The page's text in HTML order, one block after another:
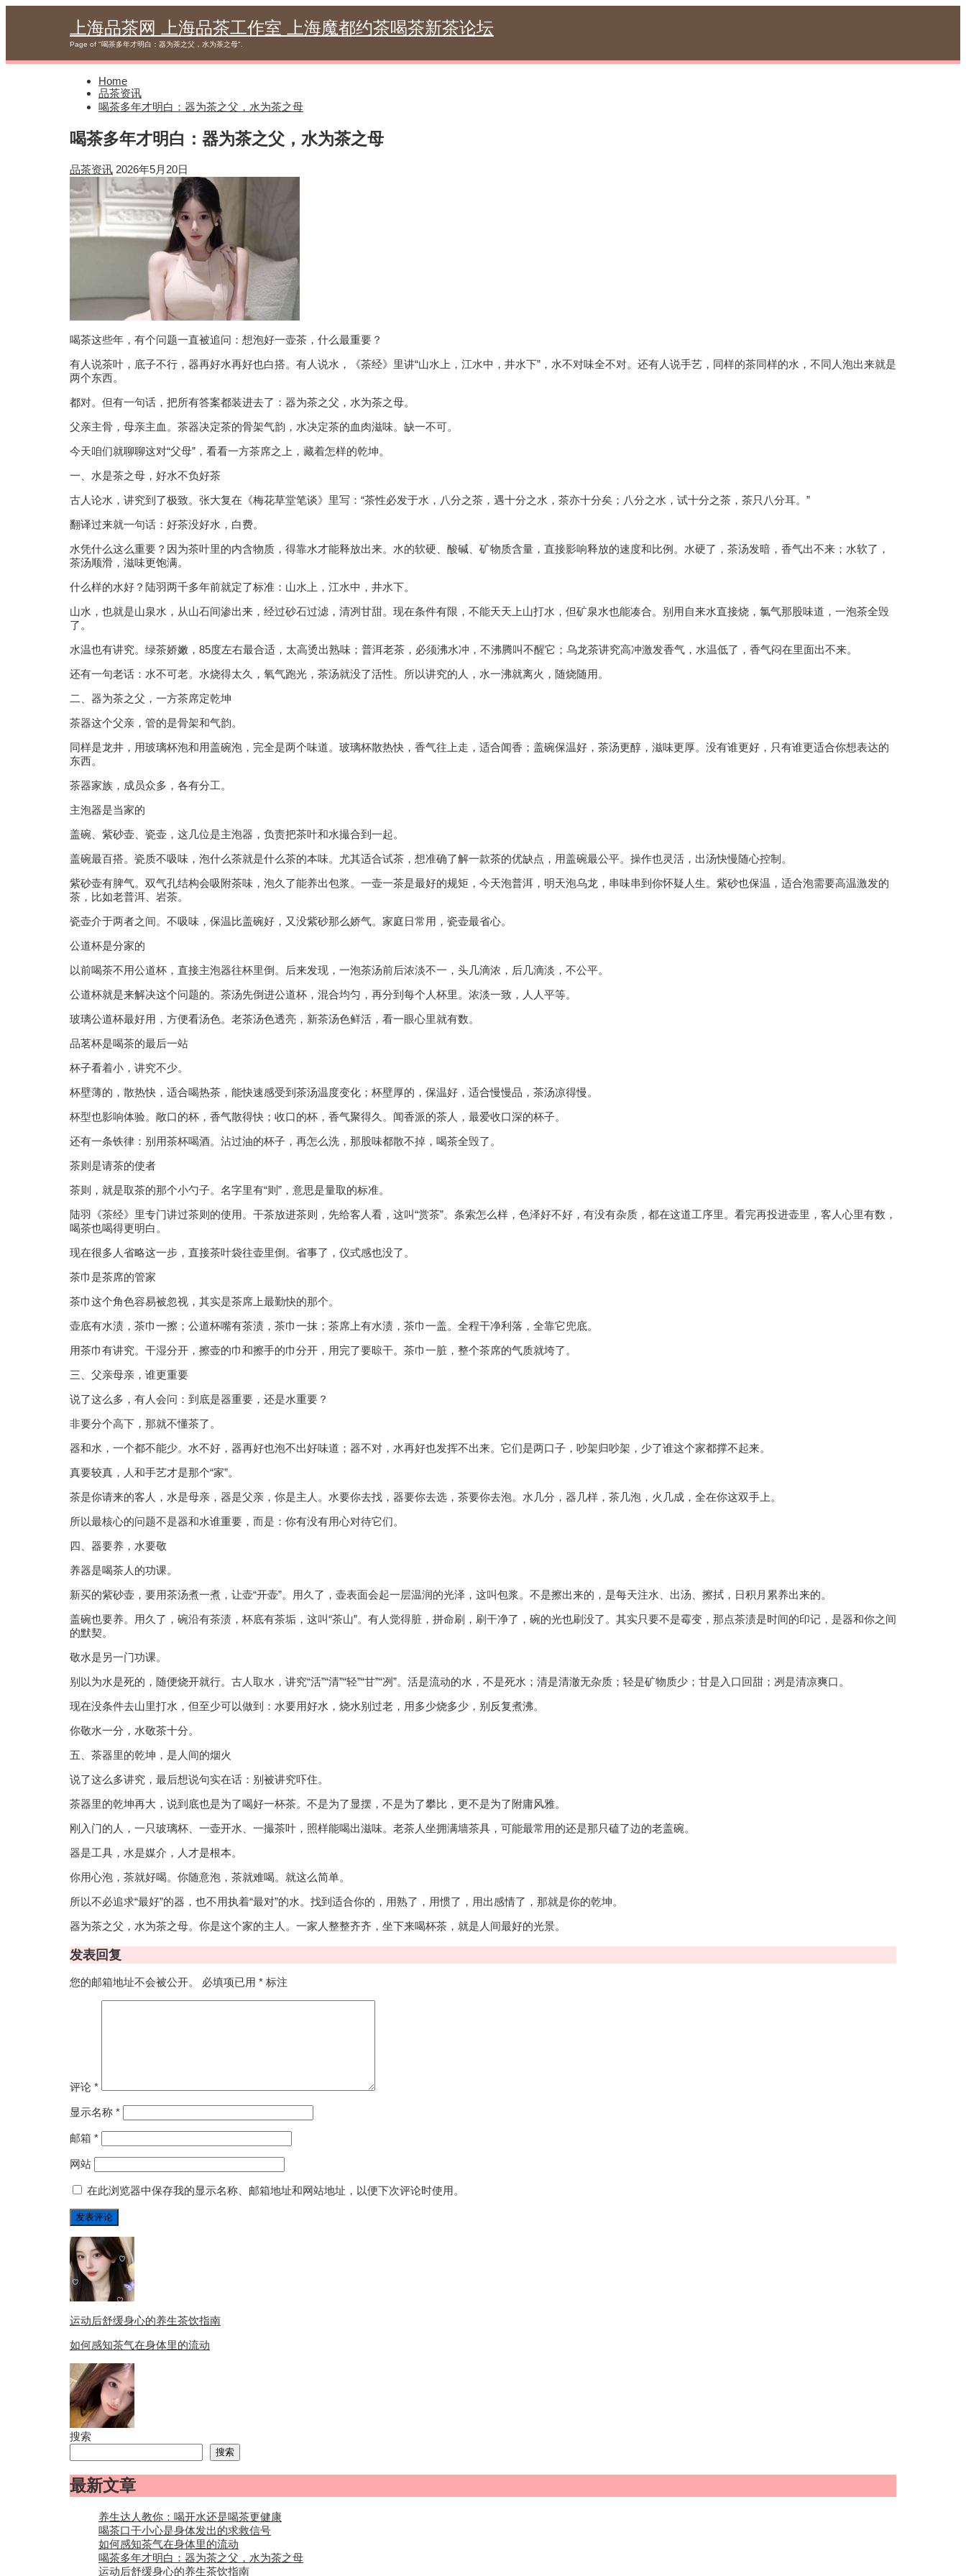
上海品茶网 上海品茶工作室 上海魔都约茶喝茶新茶论坛
Page of "喝茶多年才明白：器为茶之父，水为茶之母".
Home
品茶资讯
喝茶多年才明白：器为茶之父，水为茶之母
喝茶多年才明白：器为茶之父，水为茶之母
品茶资讯 2026年5月20日
喝茶这些年，有个问题一直被追问：想泡好一壶茶，什么最重要？
有人说茶叶，底子不行，器再好水再好也白搭。有人说水，《茶经》里讲“山水上，江水中，井水下”，水不对味全不对。还有人说手艺，同样的茶同样的水，不同人泡出来就是
两个东西。
都对。但有一句话，把所有答案都装进去了：器为茶之父，水为茶之母。
父亲主骨，母亲主血。茶器决定茶的骨架气韵，水决定茶的血肉滋味。缺一不可。
今天咱们就聊聊这对“父母”，看看一方茶席之上，藏着怎样的乾坤。
一、水是茶之母，好水不负好茶
古人论水，讲究到了极致。张大复在《梅花草堂笔谈》里写：“茶性必发于水，八分之茶，遇十分之水，茶亦十分矣；八分之水，试十分之茶，茶只八分耳。”
翻译过来就一句话：好茶没好水，白费。
水凭什么这么重要？因为茶叶里的内含物质，得靠水才能释放出来。水的软硬、酸碱、矿物质含量，直接影响释放的速度和比例。水硬了，茶汤发暗，香气出不来；水软了，
茶汤顺滑，滋味更饱满。
什么样的水好？陆羽两千多年前就定了标准：山水上，江水中，井水下。
山水，也就是山泉水，从山石间渗出来，经过砂石过滤，清冽甘甜。现在条件有限，不能天天上山打水，但矿泉水也能凑合。别用自来水直接烧，氯气那股味道，一泡茶全毁
了。
水温也有讲究。绿茶娇嫩，85度左右最合适，太高烫出熟味；普洱老茶，必须沸水冲，不沸腾叫不醒它；乌龙茶讲究高冲激发香气，水温低了，香气闷在里面出不来。
还有一句老话：水不可老。水烧得太久，氧气跑光，茶汤就没了活性。所以讲究的人，水一沸就离火，随烧随用。
二、器为茶之父，一方茶席定乾坤
茶器这个父亲，管的是骨架和气韵。
同样是龙井，用玻璃杯泡和用盖碗泡，完全是两个味道。玻璃杯散热快，香气往上走，适合闻香；盖碗保温好，茶汤更醇，滋味更厚。没有谁更好，只有谁更适合你想表达的
东西。
茶器家族，成员众多，各有分工。
主泡器是当家的
盖碗、紫砂壶、瓷壶，这几位是主泡器，负责把茶叶和水撮合到一起。
盖碗最百搭。瓷质不吸味，泡什么茶就是什么茶的本味。尤其适合试茶，想准确了解一款茶的优缺点，用盖碗最公平。操作也灵活，出汤快慢随心控制。
紫砂壶有脾气。双气孔结构会吸附茶味，泡久了能养出包浆。一壶一茶是最好的规矩，今天泡普洱，明天泡乌龙，串味串到你怀疑人生。紫砂也保温，适合泡需要高温激发的
茶，比如老普洱、岩茶。
瓷壶介于两者之间。不吸味，保温比盖碗好，又没紫砂那么娇气。家庭日常用，瓷壶最省心。
公道杯是分家的
以前喝茶不用公道杯，直接主泡器往杯里倒。后来发现，一泡茶汤前后浓淡不一，头几滴浓，后几滴淡，不公平。
公道杯就是来解决这个问题的。茶汤先倒进公道杯，混合均匀，再分到每个人杯里。浓淡一致，人人平等。
玻璃公道杯最好用，方便看汤色。老茶汤色透亮，新茶汤色鲜活，看一眼心里就有数。
品茗杯是喝茶的最后一站
杯子看着小，讲究不少。
杯壁薄的，散热快，适合喝热茶，能快速感受到茶汤温度变化；杯壁厚的，保温好，适合慢慢品，茶汤凉得慢。
杯型也影响体验。敞口的杯，香气散得快；收口的杯，香气聚得久。闻香派的茶人，最爱收口深的杯子。
还有一条铁律：别用茶杯喝酒。沾过油的杯子，再怎么洗，那股味都散不掉，喝茶全毁了。
茶则是请茶的使者
茶则，就是取茶的那个小勺子。名字里有“则”，意思是量取的标准。
陆羽《茶经》里专门讲过茶则的使用。干茶放进茶则，先给客人看，这叫“赏茶”。条索怎么样，色泽好不好，有没有杂质，都在这道工序里。看完再投进壶里，客人心里有数，
喝茶也喝得更明白。
现在很多人省略这一步，直接茶叶袋往壶里倒。省事了，仪式感也没了。
茶巾是茶席的管家
茶巾这个角色容易被忽视，其实是茶席上最勤快的那个。
壶底有水渍，茶巾一擦；公道杯嘴有茶渍，茶巾一抹；茶席上有水渍，茶巾一盖。全程干净利落，全靠它兜底。
用茶巾有讲究。干湿分开，擦壶的巾和擦手的巾分开，用完了要晾干。茶巾一脏，整个茶席的气质就垮了。
三、父亲母亲，谁更重要
说了这么多，有人会问：到底是器重要，还是水重要？
非要分个高下，那就不懂茶了。
器和水，一个都不能少。水不好，器再好也泡不出好味道；器不对，水再好也发挥不出来。它们是两口子，吵架归吵架，少了谁这个家都撑不起来。
真要较真，人和手艺才是那个“家”。
茶是你请来的客人，水是母亲，器是父亲，你是主人。水要你去找，器要你去选，茶要你去泡。水几分，器几样，茶几泡，火几成，全在你这双手上。
所以最核心的问题不是器和水谁重要，而是：你有没有用心对待它们。
四、器要养，水要敬
养器是喝茶人的功课。
新买的紫砂壶，要用茶汤煮一煮，让壶“开壶”。用久了，壶表面会起一层温润的光泽，这叫包浆。不是擦出来的，是每天注水、出汤、擦拭，日积月累养出来的。
盖碗也要养。用久了，碗沿有茶渍，杯底有茶垢，这叫“茶山”。有人觉得脏，拼命刷，刷干净了，碗的光也刷没了。其实只要不是霉变，那点茶渍是时间的印记，是器和你之间
的默契。
敬水是另一门功课。
别以为水是死的，随便烧开就行。古人取水，讲究“活”“清”“轻”“甘”“冽”。活是流动的水，不是死水；清是清澈无杂质；轻是矿物质少；甘是入口回甜；冽是清凉爽口。
现在没条件去山里打水，但至少可以做到：水要用好水，烧水别过老，用多少烧多少，别反复煮沸。
你敬水一分，水敬茶十分。
五、茶器里的乾坤，是人间的烟火
说了这么多讲究，最后想说句实在话：别被讲究吓住。
茶器里的乾坤再大，说到底也是为了喝好一杯茶。不是为了显摆，不是为了攀比，更不是为了附庸风雅。
刚入门的人，一只玻璃杯、一壶开水、一撮茶叶，照样能喝出滋味。老茶人坐拥满墙茶具，可能最常用的还是那只磕了边的老盖碗。
器是工具，水是媒介，人才是根本。
你用心泡，茶就好喝。你随意泡，茶就难喝。就这么简单。
所以不必追求“最好”的器，也不用执着“最对”的水。找到适合你的，用熟了，用惯了，用出感情了，那就是你的乾坤。
器为茶之父，水为茶之母。你是这个家的主人。一家人整整齐齐，坐下来喝杯茶，就是人间最好的光景。
发表回复
您的邮箱地址不会被公开。 必填项已用 * 标注
评论 *
显示名称 *
邮箱 *
网站
在此浏览器中保存我的显示名称、邮箱地址和网站地址，以便下次评论时使用。
运动后舒缓身心的养生茶饮指南
如何感知茶气在身体里的流动
搜索
搜索
最新文章
养生达人教你：喝开水还是喝茶更健康
喝茶口干小心是身体发出的求救信号
如何感知茶气在身体里的流动
喝茶多年才明白：器为茶之父，水为茶之母
运动后舒缓身心的养生茶饮指南